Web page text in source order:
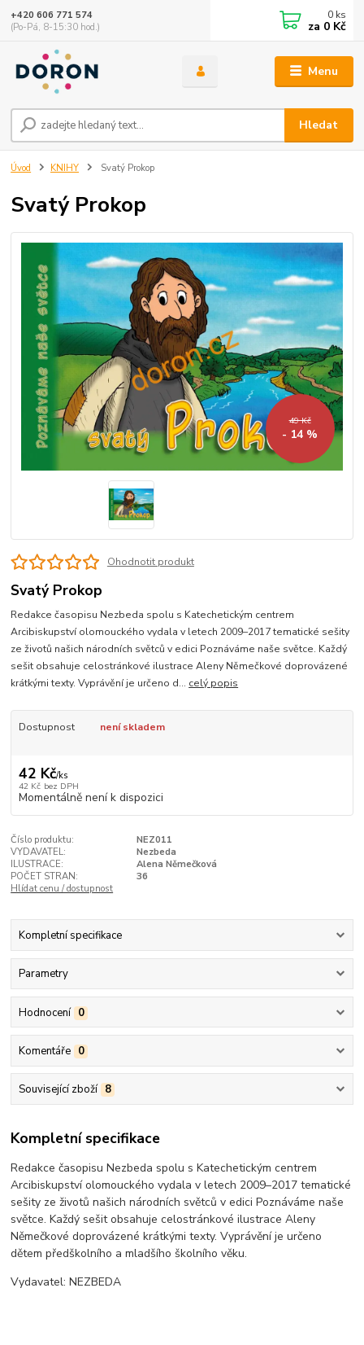
Menu
Hledat
+420 606 771 574
(Po-Pá, 8-15:30 hod.)
0 ks
za 0 Kč
Úvod KNIHY Svatý Prokop
Svatý Prokop
49 Kč
- 14 %
Ohodnotit produkt
Svatý Prokop
Redakce časopisu Nezbeda spolu s Katechetickým centrem
Arcibiskupství olomouckého vydala v letech 2009–2017 tematické sešity
ze životů našich národních světců v edici Poznáváme naše světce. Každý
sešit obsahuje celostránkové ilustrace Aleny Němečkové doprovázené
krátkými texty. Vyprávění je určeno d... celý popis
Dostupnost není skladem
42 Kč/ks
42 Kč bez DPH
Momentálně není k dispozici
Číslo produktu:
NEZ011
VYDAVATEL:
Nezbeda
ILUSTRACE:
Alena Němečková
POČET STRAN:
36
Hlídat cenu / dostupnost
Kompletní specifikace
Parametry
Hodnocení 0
Komentáře 0
Související zboží 8
Kompletní specifikace
Redakce časopisu Nezbeda spolu s Katechetickým centrem
Arcibiskupství olomouckého vydala v letech 2009–2017 tematické
sešity ze životů našich národních světců v edici Poznáváme naše
světce. Každý sešit obsahuje celostránkové ilustrace Aleny
Němečkové doprovázené krátkými texty. Vyprávění je určeno
dětem předškolního a mladšího školního věku.
Vydavatel: NEZBEDA